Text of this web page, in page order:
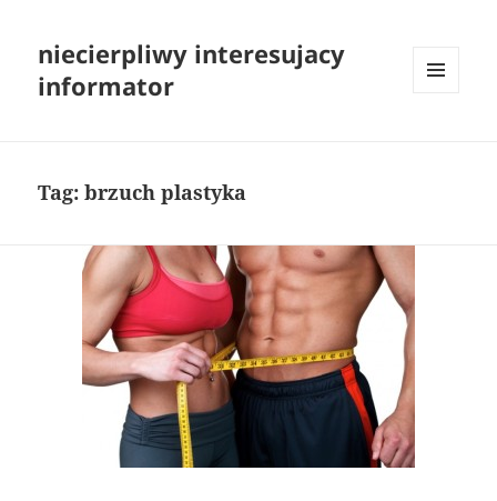
niecierpliwy interesujacy
informator
Tag:brzuch plastyka